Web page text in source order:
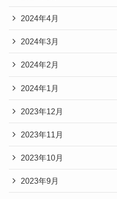
2024年4月
2024年3月
2024年2月
2024年1月
2023年12月
2023年11月
2023年10月
2023年9月